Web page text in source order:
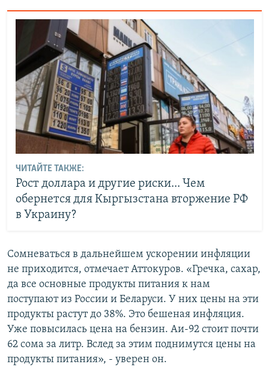
ЧИТАЙТЕ ТАКЖЕ:
Рост доллара и другие риски... Чем
обернется для Кыргызстана вторжение РФ
в Украину?
Сомневаться в дальнейшем ускорении инфляции
не приходится, отмечает Аттокуров. «Гречка, сахар,
да все основные продукты питания к нам
поступают из России и Беларуси. У них цены на эти
продукты растут до 38%. Это бешеная инфляция.
Уже повысилась цена на бензин. Аи-92 стоит почти
62 сома за литр. Вслед за этим поднимутся цены на
продукты питания», - уверен он.